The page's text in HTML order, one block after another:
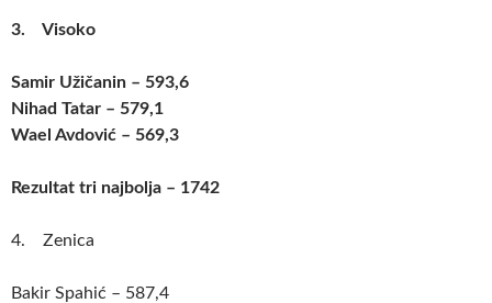
3. Visoko
Samir Užičanin – 593,6
Nihad Tatar – 579,1
Wael Avdović – 569,3
Rezultat tri najbolja – 1742
4. Zenica
Bakir Spahić – 587,4